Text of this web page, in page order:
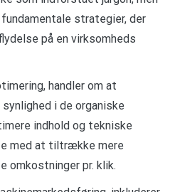
strategier, der
på en virksomheds
handler om at
i de organiske
indhold og tekniske
med at tiltrække mere
omkostninger pr. klik.